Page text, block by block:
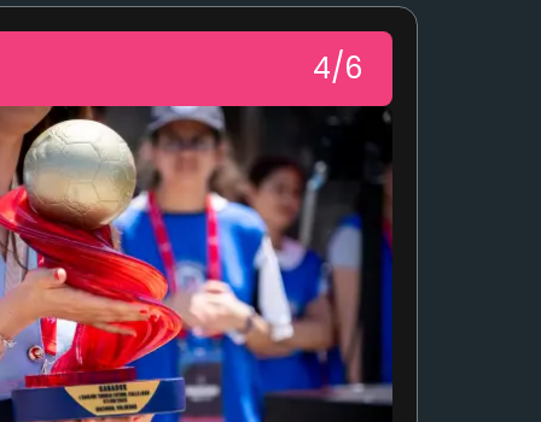
4/6